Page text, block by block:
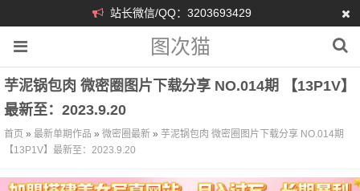
站长微信/QQ：3203693429
图次猫
芋泥锅包肉 微密圈图片下载分享 NO.014期 【13P1V】
最新至：2023.9.20
首页 » 最新单期作品 » 微密圈最新 » 芋泥锅包肉 微密圈图片下载分享 NO.014期
【13P1V】最新至：2023.9.20